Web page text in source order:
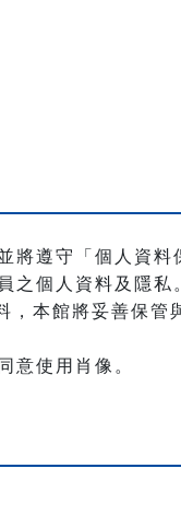
將遵守「個人資料
之個人資料及隱私
，本館將妥善保管
意使用肖像。